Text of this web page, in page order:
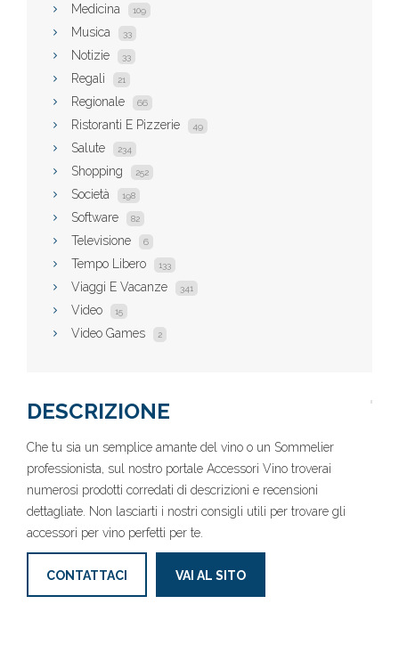
Medicina 109
Musica 33
Notizie 33
Regali 21
Regionale 66
Ristoranti E Pizzerie 49
Salute 234
Shopping 252
Società 198
Software 82
Televisione 6
Tempo Libero 133
Viaggi E Vacanze 341
Video 15
Video Games 2
DESCRIZIONE
Che tu sia un semplice amante del vino o un Sommelier
professionista, sul nostro portale Accessori Vino troverai
numerosi prodotti corredati di descrizioni e recensioni
dettagliate. Non lasciarti i nostri consigli utili per trovare gli
accessori per vino perfetti per te.
CONTATTACI VAI AL SITO